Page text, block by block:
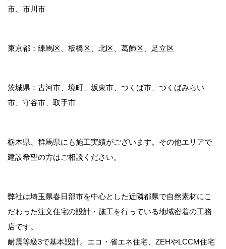
市、市川市
東京都：練馬区、板橋区、北区、葛飾区、足立区
茨城県：古河市、境町、坂東市、つくば市、つくばみらい
市、守谷市、取手市
栃木県、群馬県にも施工実績がございます。その他エリアで
建設希望の方はご相談ください。
弊社は埼玉県春日部市を中心とした近隣都県で自然素材にこ
だわった注文住宅の設計・施工を行っている地域密着の工務
店です。
耐震等級3で基本設計。エコ・省エネ住宅、ZEHやLCCM住宅